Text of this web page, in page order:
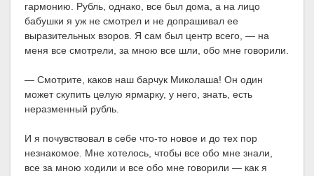
гармонию. Рубль, однако, все был дома, а на лицо
бабушки я уж не смотрел и не допрашивал ее
выразительных взоров. Я сам был центр всего, — на
меня все смотрели, за мною все шли, обо мне говорили.
— Смотрите, каков наш барчук Миколаша! Он один
может скупить целую ярмарку, у него, знать, есть
неразменный рубль.
И я почувствовал в себе что-то новое и до тех пор
незнакомое. Мне хотелось, чтобы все обо мне знали,
все за мною ходили и все обо мне говорили — как я